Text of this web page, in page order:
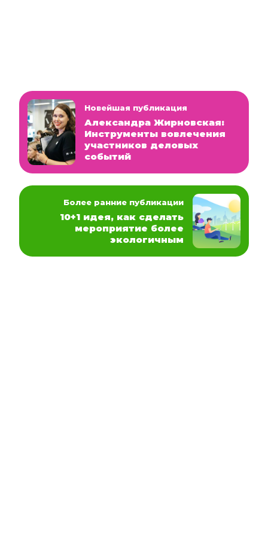
Новейшая публикация
Александра Жирновская:
Инструменты вовлечения
участников деловых
событий
Более ранние публикации
10+1 идея, как сделать
мероприятие более
экологичным